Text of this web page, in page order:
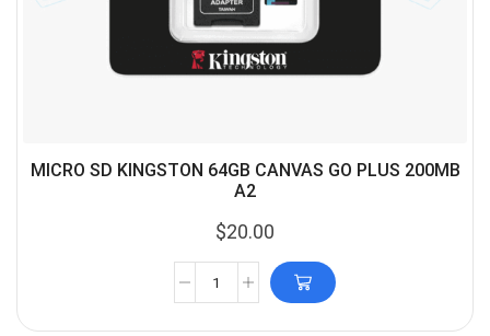
MICRO SD KINGSTON 64GB CANVAS GO PLUS 200MB
A2
$20.00